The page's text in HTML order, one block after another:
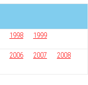
1998 1999
2006 2007
2008